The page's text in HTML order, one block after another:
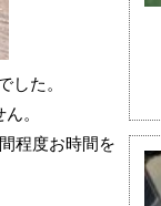
した。
。
程度お時間を